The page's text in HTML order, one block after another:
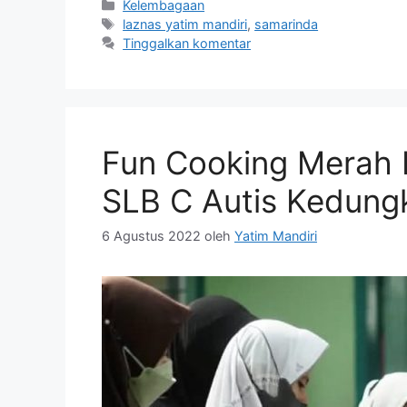
Kelembagaan
laznas yatim mandiri, samarinda
Tinggalkan komentar
Fun Cooking Merah
SLB C Autis
6 Agustus 2022 oleh Yatim Mandiri